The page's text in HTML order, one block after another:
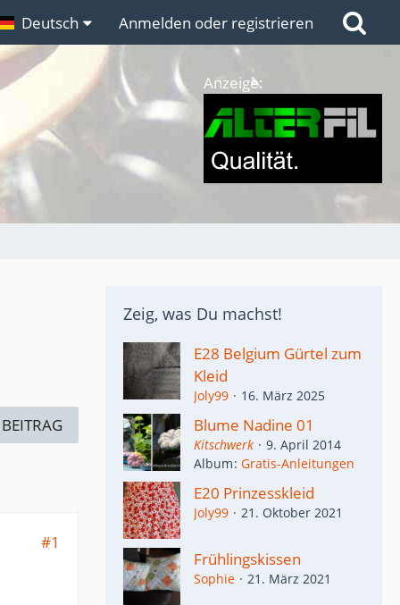
Links
Deutsch Anmelden oder registrieren
Anzeige:
#1
Zeig, was Du machst!
E28 Belgium Gürtel zum
Kleid
Joly99 16. März 2025
Blume Nadine 01
Kitschwerk
9. April 2014
Album Gratis-Anleitungen
E20 Prinzesskleid
Joly99 21. Oktober 2021
Frühlingskissen
Sophie 21. März 2021